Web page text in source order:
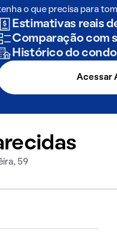
o que precisa para
Estimativas reais
Comparação com
Histórico do
Acessar
59